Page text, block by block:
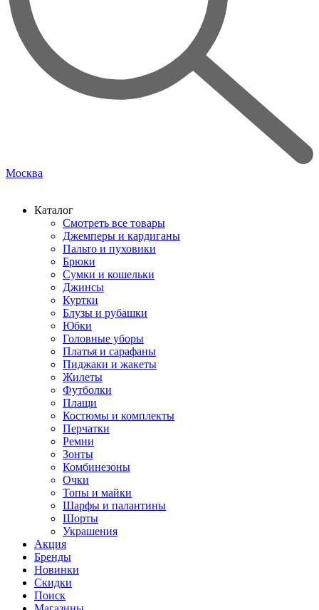
Москва
Каталог
Смотреть все товары
Джемперы и кардиганы
Пальто и пуховики
Брюки
Сумки и кошельки
Джинсы
Куртки
Блузы и рубашки
Юбки
Головные уборы
Платья и сарафаны
Пиджаки и жакеты
Жилеты
Футболки
Плащи
Костюмы и комплекты
Перчатки
Ремни
Зонты
Комбинезоны
Очки
Топы и майки
Шарфы и палантины
Шорты
Украшения
Акция
Бренды
Новинки
Скидки
Поиск